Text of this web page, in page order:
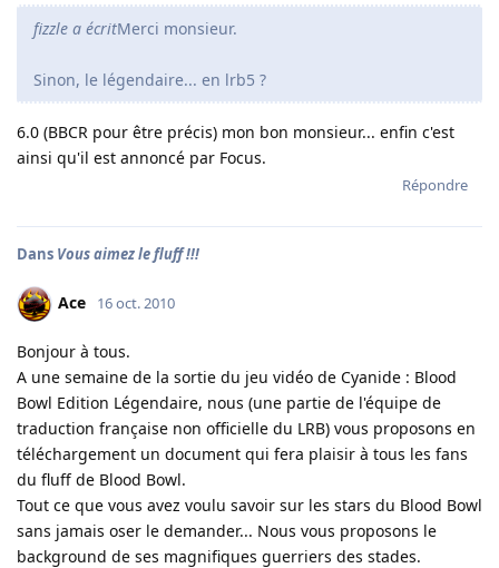
fizzle a écritMerci monsieur.
Sinon, le légendaire... en lrb5 ?
6.0 (BBCR pour être précis) mon bon monsieur... enfin c'est
ainsi qu'il est annoncé par Focus.
Répondre
Dans Vous aimez le fluff !!!
Ace 16 oct. 2010
Bonjour à tous.
A une semaine de la sortie du jeu vidéo de Cyanide : Blood
Bowl Edition Légendaire, nous (une partie de l'équipe de
traduction française non officielle du LRB) vous proposons en
téléchargement un document qui fera plaisir à tous les fans
du fluff de Blood Bowl.
Tout ce que vous avez voulu savoir sur les stars du Blood Bowl
sans jamais oser le demander... Nous vous proposons le
background de ses magnifiques guerriers des stades.